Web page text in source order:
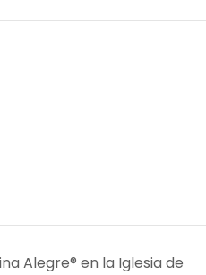
Alegre® en la Iglesia de